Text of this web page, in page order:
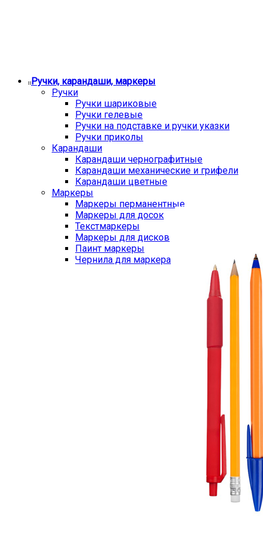
Ручки, карандаши, маркеры
Ручки
Ручки шариковые
Ручки гелевые
Ручки на подставке и ручки указки
Ручки приколы
Карандаши
Карандаши чернографитные
Карандаши механические и грифели
Карандаши цветные
Маркеры
Маркеры перманентные
Маркеры для досок
Текстмаркеры
Маркеры для дисков
Паинт маркеры
Чернила для маркера